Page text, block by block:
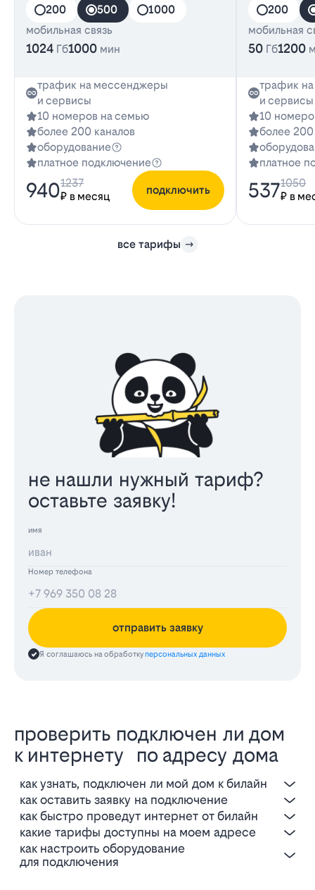
200
500
1000
мобильная связь
1024 Гб1000 мин
трафик на мессенджеры
и сервисы
10 номеров на семью
более 200 каналов
оборудование
платное подключение
940₽ в месяц
1237
подключить
200
мобильная
50 Гб1200
трафик
и сервисы
10
более 200
платное
537₽ в
1050
все тарифы
не нашли нужный тариф?
оставьте заявку!
имя
Номер телефона
отправить заявку
Я соглашаюсь на обработкуперсональных данных
проверить подключен ли дом
к интернету по адресу дома
как узнать, подключен ли мой дом к билайн
как оставить заявку на подключение
как быстро проведут интернет от билайн
какие тарифы доступны на моем адресе
как настроить оборудование
для подключения